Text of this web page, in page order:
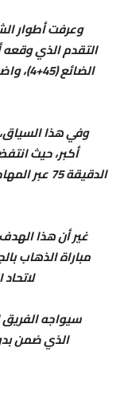
وعرفت أطوار
التقدم الذي
وفي هذا
أكبر، حيث
الدقيقة
غير أن هذا
سيواجه الفريق
الذي ضمن